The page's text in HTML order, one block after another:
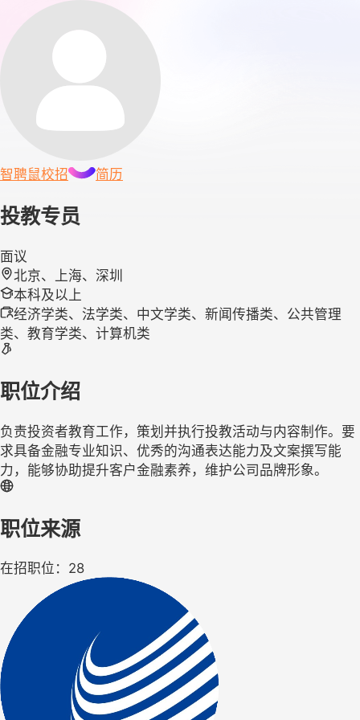
智聘鼠校招 简历
投教专员
面议
北京、上海、深圳
本科及以上
经济学类、法学类、中文学类、新闻传播类、公共管理
类、教育学类、计算机类
职位介绍
负责投资者教育工作，策划并执行投教活动与内容制作。要
求具备金融专业知识、优秀的沟通表达能力及文案撰写能
力，能够协助提升客户金融素养，维护公司品牌形象。
职位来源
在招职位：28